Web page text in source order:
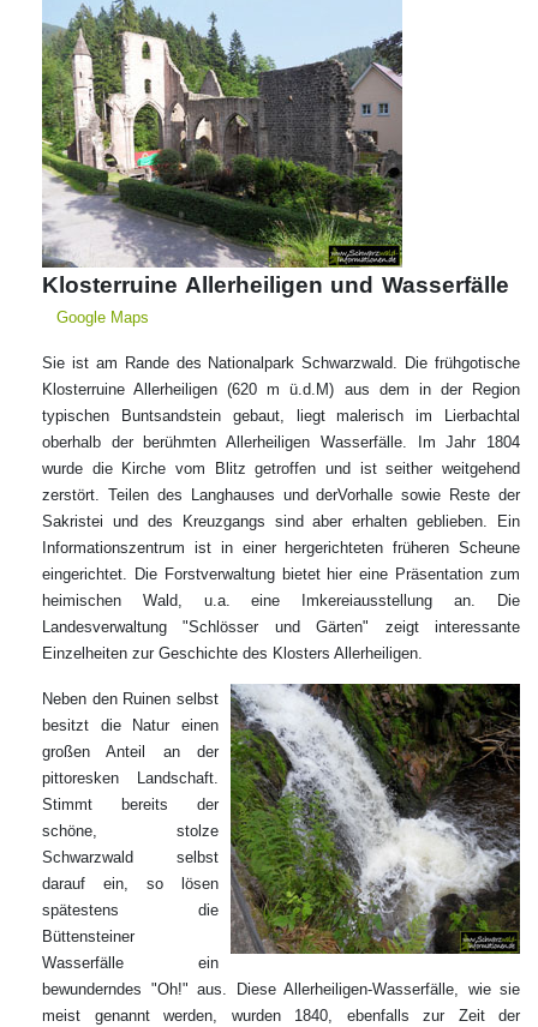
Klosterruine Allerheiligen und Wasserfälle
Google Maps
Sie ist am Rande des Nationalpark Schwarzwald. Die frühgotische
Klosterruine Allerheiligen (620 m ü.d.M) aus dem in der Region
typischen Buntsandstein gebaut, liegt malerisch im Lierbachtal
oberhalb der berühmten Allerheiligen Wasserfälle. Im Jahr 1804
wurde die Kirche vom Blitz getroffen und ist seither weitgehend
zerstört. Teilen des Langhauses und derVorhalle sowie Reste der
Sakristei und des Kreuzgangs sind aber erhalten geblieben. Ein
Informationszentrum ist in einer hergerichteten früheren Scheune
eingerichtet. Die Forstverwaltung bietet hier eine Präsentation zum
heimischen Wald, u.a. eine Imkereiausstellung an. Die
Landesverwaltung "Schlösser und Gärten" zeigt interessante
Einzelheiten zur Geschichte des Klosters Allerheiligen.
Neben den Ruinen selbst
besitzt die Natur einen
großen Anteil an der
pittoresken Landschaft.
Stimmt bereits der
schöne, stolze
Schwarzwald selbst
darauf ein, so lösen
spätestens die
Büttensteiner
Wasserfälle ein
bewunderndes "Oh!" aus. Diese Allerheiligen-Wasserfälle, wie sie
meist genannt werden, wurden 1840, ebenfalls zur Zeit der